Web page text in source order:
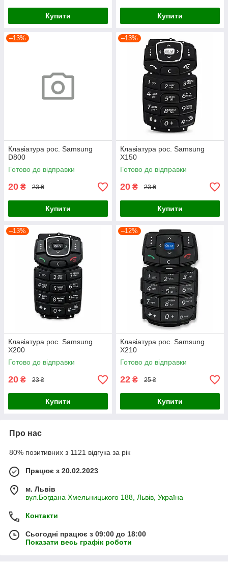
Купити Купити
–13%
Клавіатура рос. Samsung
D800
Готово до відправки
20 ₴ 23 ₴
Купити
–13%
Клавіатура рос. Samsung
X150
Готово до відправки
20 ₴ 23 ₴
Купити
–13%
Клавіатура рос. Samsung
X200
Готово до відправки
20 ₴ 23 ₴
Купити
–12%
Клавіатура рос. Samsung
X210
Готово до відправки
22 ₴ 25 ₴
Купити
Про нас
80% позитивних з 1121 відгука за рік
Працює з 20.02.2023
м. Львів
вул.Богдана Хмельницького 188, Львів, Україна
Контакти
Сьогодні працює з 09:00 до 18:00
Показати весь графік роботи